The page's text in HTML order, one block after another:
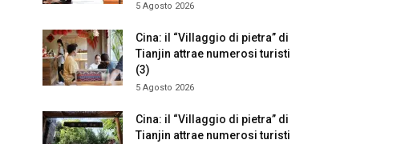
5 Agosto 2026
Cina: il “Villaggio di pietra” di
Tianjin attrae numerosi turisti
(3)
5 Agosto 2026
Cina: il “Villaggio di pietra” di
Tianjin attrae numerosi turisti